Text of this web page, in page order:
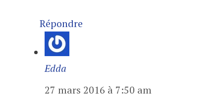
Répondre
Edda
27 mars 2016 à 7:50 am